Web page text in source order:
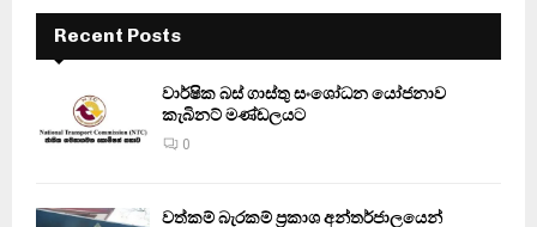
Recent Posts
වාර්ෂික බස් ගාස්තු සංශෝධන යෝජනාව
කැබිනට් මණ්ඩලයට
0
වත්කම් බැරකම් ප්‍රකාශ අන්තර්ජාලයෙන්